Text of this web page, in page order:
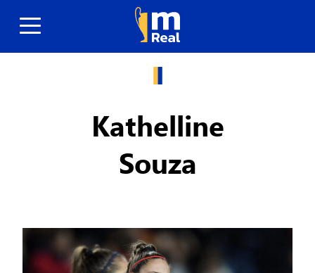
Kathelline
Souza